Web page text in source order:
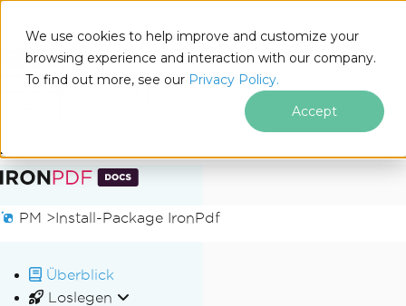
We use cookies to help improve and customize your
browsing experience and interaction with our company.
To find out more, see our Privacy Policy.
Accept
Zum Fußzeileninhalt springen
Docs
PM >Install-Package IronPdf
Überblick
Loslegen